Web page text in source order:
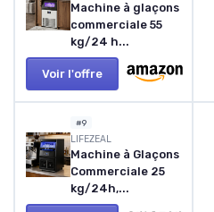
Machine à glaçons
commerciale 55
kg/24 h...
Voir l'offre
#9
LIFEZEAL
Machine à Glaçons
Commerciale 25
kg/24h,...